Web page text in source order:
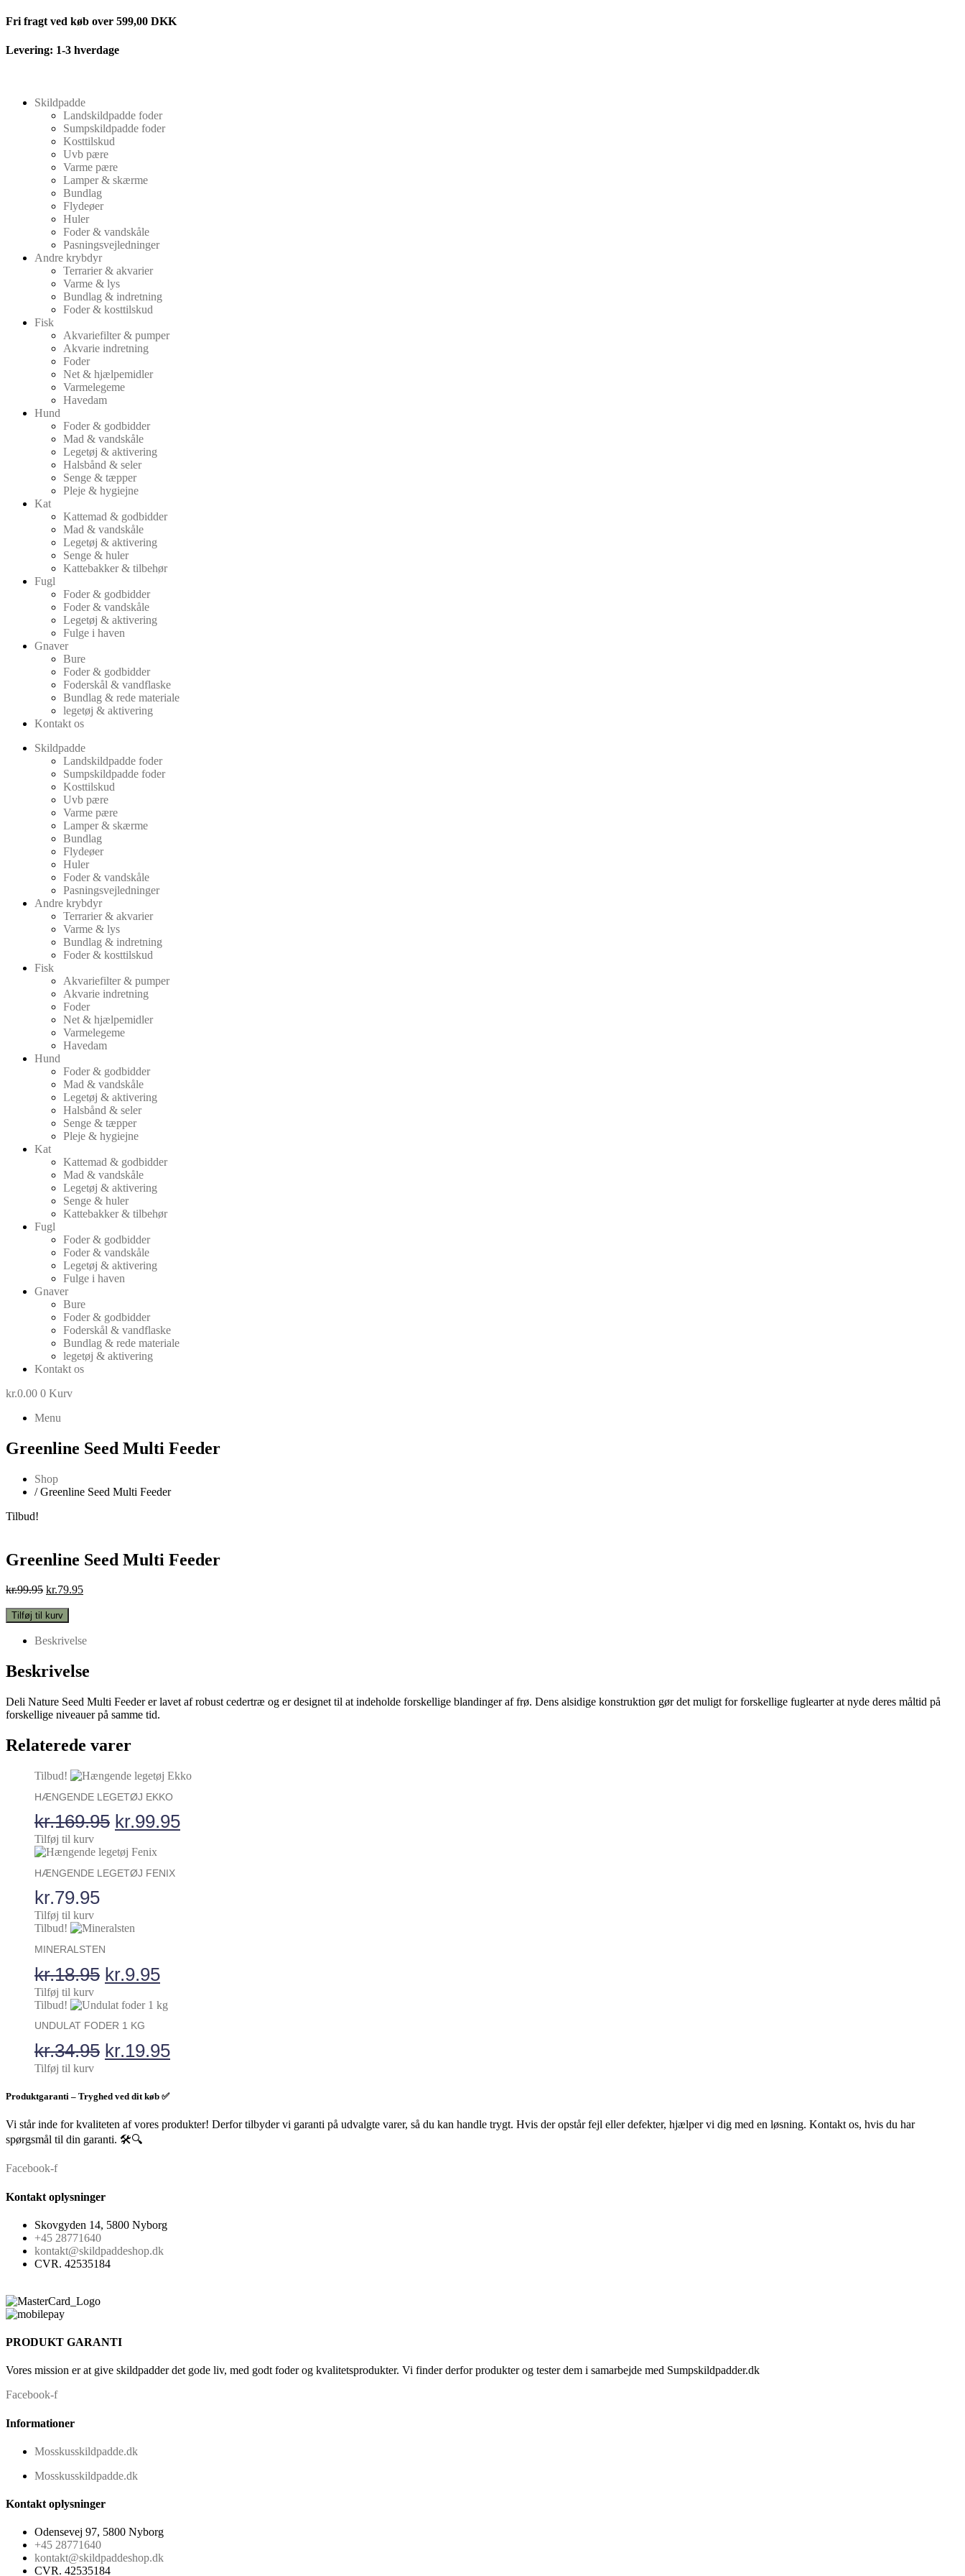
Videre
indhold
Fri fragt ved køb over 599,00 DKK
Levering: 1-3 hverdage
Skildpadde
Landskildpadde foder
Sumpskildpadde foder
Kosttilskud
Uvb pære
Varme pære
Lamper & skærme
Bundlag
Flydeøer
Huler
Foder & vandskåle
Pasningsvejledninger
Andre krybdyr
Terrarier & akvarier
Varme & lys
Bundlag & indretning
Foder & kosttilskud
Fisk
Akvariefilter & pumper
Akvarie indretning
Foder
Net & hjælpemidler
Varmelegeme
Havedam
Hund
Foder & godbidder
Mad & vandskåle
Legetøj & aktivering
Halsbånd & seler
Senge & tæpper
Pleje & hygiejne
Kat
Kattemad & godbidder
Mad & vandskåle
Legetøj & aktivering
Senge & huler
Kattebakker & tilbehør
Fugl
Foder & godbidder
Foder & vandskåle
Legetøj & aktivering
Fulge i haven
Gnaver
Bure
Foder & godbidder
Foderskål & vandflaske
Bundlag & rede materiale
legetøj & aktivering
Kontakt os
Skildpadde
Landskildpadde foder
Sumpskildpadde foder
Kosttilskud
Uvb pære
Varme pære
Lamper & skærme
Bundlag
Flydeøer
Huler
Foder & vandskåle
Pasningsvejledninger
Andre krybdyr
Terrarier & akvarier
Varme & lys
Bundlag & indretning
Foder & kosttilskud
Fisk
Akvariefilter & pumper
Akvarie indretning
Foder
Net & hjælpemidler
Varmelegeme
Havedam
Hund
Foder & godbidder
Mad & vandskåle
Legetøj & aktivering
Halsbånd & seler
Senge & tæpper
Pleje & hygiejne
Kat
Kattemad & godbidder
Mad & vandskåle
Legetøj & aktivering
Senge & huler
Kattebakker & tilbehør
Fugl
Foder & godbidder
Foder & vandskåle
Legetøj & aktivering
Fulge i haven
Gnaver
Bure
Foder & godbidder
Foderskål & vandflaske
Bundlag & rede materiale
legetøj & aktivering
Kontakt os
kr.0.00 0 Kurv
Menu
Greenline Seed Multi Feeder
Shop
/ Greenline Seed Multi Feeder
Tilbud!
Greenline Seed Multi Feeder
kr.99.95 Den
pris
kr.99.95.
kr.79.95Den
kr.79.95.
Greenline
Seed
Multi
antal
Tilføj til kurv
Beskrivelse
Beskrivelse
Deli Nature Seed Multi Feeder er lavet af robust cedertræ og er designet til at indeholde forskellige blandinger af frø. Dens alsidige konstruktion gør det muligt for forskellige fuglearter at nyde deres måltid på
forskellige niveauer på samme tid.
Relaterede varer
Tilbud!
HÆNGENDE LEGETØJ EKKO
kr.169.95 Den
oprindelige
pris
kr.99.95Den
Tilføj til kurv
HÆNGENDE LEGETØJ FENIX
kr.79.95
Tilføj til kurv
Tilbud!
MINERALSTEN
kr.18.95 Den
oprindelige
pris
var:
kr.18.95.
kr.9.95Den
pris
er:
kr.9.95.
Tilføj til kurv
Tilbud!
UNDULAT FODER 1 KG
kr.34.95 Den
pris
var:
kr.34.95.
kr.19.95Den
er:
Tilføj til kurv
Produktgaranti – Tryghed ved dit køb ✅
Vi står inde for kvaliteten af vores produkter! Derfor tilbyder vi garanti på udvalgte varer, så du kan handle trygt. Hvis der opstår fejl eller defekter, hjælper vi dig med en løsning. Kontakt os, hvis du har
spørgsmål til din garanti. 🛠️🔍
Facebook-f
Kontakt oplysninger
Skovgyden 14, 5800 Nyborg
+45 28771640
kontakt@skildpaddeshop.dk
CVR. 42535184
PRODUKT GARANTI
Vores mission er at give skildpadder det gode liv, med godt foder og kvalitetsprodukter. Vi finder derfor produkter og tester dem i samarbejde med Sumpskildpadder.dk
Facebook-f
Informationer
Mosskusskildpadde.dk
Mosskusskildpadde.dk
Kontakt oplysninger
Odensevej 97, 5800 Nyborg
+45 28771640
kontakt@skildpaddeshop.dk
CVR. 42535184